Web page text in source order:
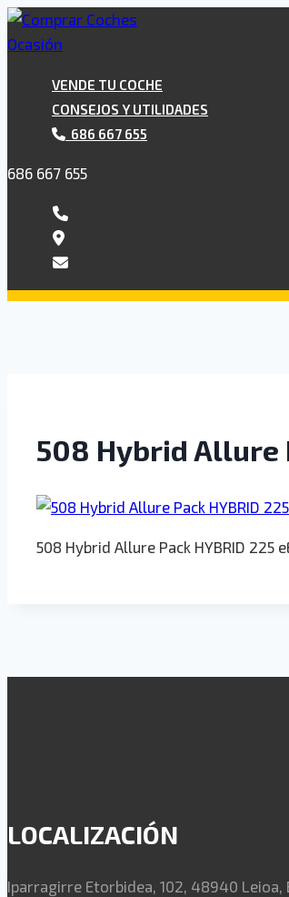
Saltar
al
VENDE TU COCHE
CONSEJOS Y UTILIDADES
686 667 655
686 667 655
508 Hybrid Allure
508 Hybrid Allure Pack HYBRID 225
LOCALIZACIÓN
Iparragirre Etorbidea, 102, 48940 Leioa,